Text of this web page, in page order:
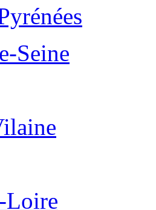
Seine